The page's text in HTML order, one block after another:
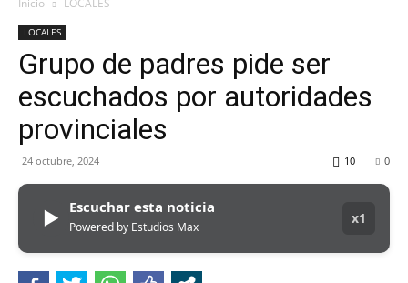
Inicio LOCALES
LOCALES
Grupo de padres pide ser
escuchados por autoridades
provinciales
24 octubre, 2024 0
10
▶ Escuchar esta noticia
Powered by Estudios Max
x1